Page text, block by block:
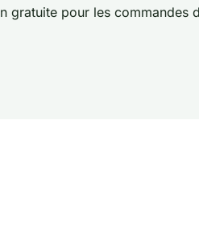
gratuite pour les commandes